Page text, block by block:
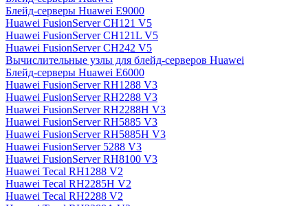
Блейд-серверы Huawei E9000
Huawei FusionServer CH121 V5
Huawei FusionServer CH121L V5
Huawei FusionServer CH242 V5
Вычислительные узлы для блейд-серверов Huawei
Блейд-серверы Huawei E6000
Huawei FusionServer RH1288 V3
Huawei FusionServer RH2288 V3
Huawei FusionServer RH2288H V3
Huawei FusionServer RH5885 V3
Huawei FusionServer RH5885H V3
Huawei FusionServer 5288 V3
Huawei FusionServer RH8100 V3
Huawei Tecal RH1288 V2
Huawei Tecal RH2285H V2
Huawei Tecal RH2288 V2